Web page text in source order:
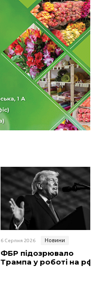
6 Серпня 2026 Новини
ФБР підозрювало
Трампа у роботі на рф